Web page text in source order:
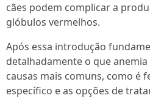
cães podem complicar a
glóbulos vermelhos.
Após essa introdução
detalhadamente o que
causas mais comuns, como é
específico e as opções de